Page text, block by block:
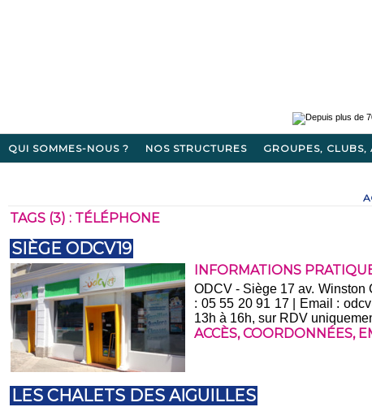
QUI SOMMES-NOUS ? NOS STRUCTURES GROUPES, CLUBS,
TAGS (3) : TÉLÉPHONE
SIÈGE ODCV19
INFORMATIONS
ODCV - Siège 17 av.
: 05 55 20 91 17 | Email :
13h à 16h, sur RDV
ACCÈS,COORDONNÉES,
LES CHALETS DES AIGUILLES